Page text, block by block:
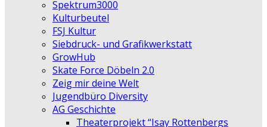
Spektrum3000
Kulturbeutel
FSJ Kultur
Siebdruck- und Grafikwerkstatt
GrowHub
Skate Force Döbeln 2.0
Zeig mir deine Welt
Jugendbüro Diversity
AG Geschichte
Theaterprojekt “Isay Rottenbergs